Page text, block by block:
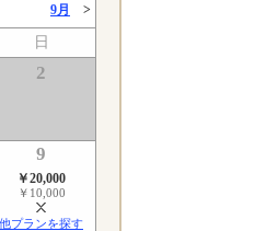
9月 >
日
2
9
￥20,000
￥10,000
他プランを探す